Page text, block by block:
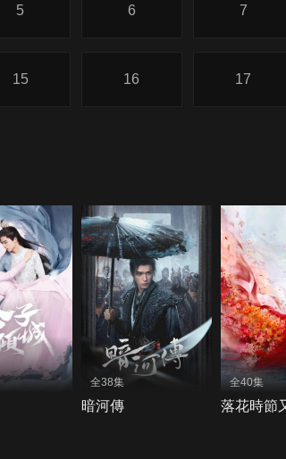
5 6 7
15 16 17
全38集
暗河傳
全40集
落花時節